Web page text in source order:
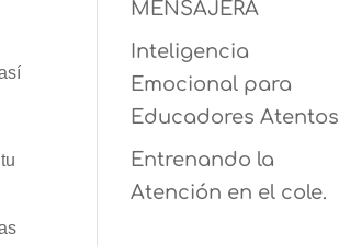
MENSAJERA
Inteligencia
Emocional para
Educadores Atentos
Entrenando la
Atención en el cole.